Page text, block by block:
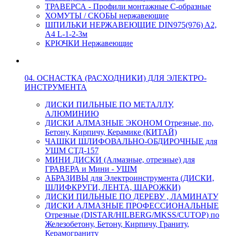
ТРАВЕРСА - Профили монтажные С-образные
ХОМУТЫ / СКОБЫ нержавеющие
ШПИЛЬКИ НЕРЖАВЕЮЩИЕ DIN975(976) A2,
А4 L-1-2-3м
КРЮЧКИ Нержавеющие
04. ОСНАСТКА (РАСХОДНИКИ) ДЛЯ ЭЛЕКТРО-
ИНСТРУМЕНТА
ДИСКИ ПИЛЬНЫЕ ПО МЕТАЛЛУ,
АЛЮМИНИЮ
ДИСКИ АЛМАЗНЫЕ ЭКОНОМ Отрезные, по,
Бетону, Кирпичу, Керамике (КИТАЙ)
ЧАШКИ ШЛИФОВАЛЬНО-ОБДИРОЧНЫЕ для
УШМ СТД-157
МИНИ ДИСКИ (Алмазные, отрезные) для
ГРАВЕРА и Мини - УШМ
АБРАЗИВЫ для Электроинструмента (ДИСКИ,
ШЛИФКРУГИ, ЛЕНТА, ШАРОЖКИ)
ДИСКИ ПИЛЬНЫЕ ПО ДЕРЕВУ , ЛАМИНАТУ
ДИСКИ АЛМАЗНЫЕ ПРОФЕССИОНАЛЬНЫЕ
Отрезные (DISTAR/HILBERG/MKSS/CUTOP) по
Железобетону, Бетону, Кирпичу, Граниту,
Керамограниту